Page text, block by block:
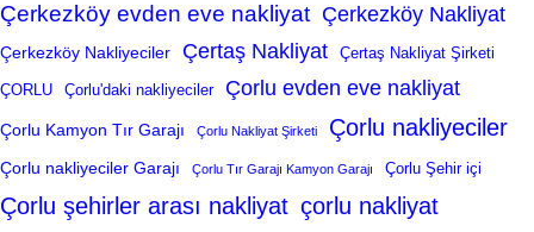
Çerkezköy evden eve nakliyat Çerkezköy Nakliyat
Çerkezköy Nakliyeciler Çertaş Nakliyat Çertaş Nakliyat Şirketi
ÇORLU Çorlu'daki nakliyeciler Çorlu evden eve nakliyat
Çorlu Kamyon Tır Garajı Çorlu Nakliyat Şirketi Çorlu nakliyeciler
Çorlu nakliyeciler Garajı Çorlu Tır Garajı Kamyon Garajı Çorlu Şehir içi
Çorlu şehirler arası nakliyat çorlu nakliyat